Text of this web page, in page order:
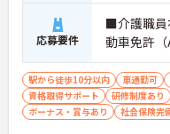
応募要件
■介護職員
動車免許
駅から徒歩10分以内 車通勤可
資格取得サポート
研修制度あり
ボーナス・賞与あり
社会保険完